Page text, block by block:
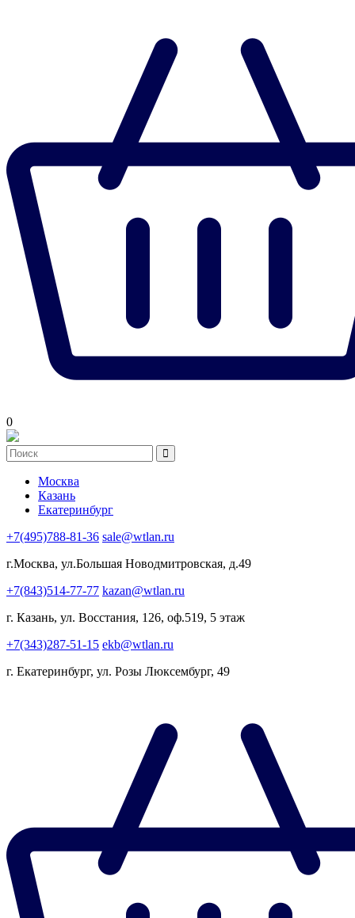
0
Москва
Казань
Екатеринбург
+7(495)788-81-36 sale@wtlan.ru
г.Москва, ул.Большая Новодмитровская, д.49
+7(843)514-77-77 kazan@wtlan.ru
г. Казань, ул. Восстания, 126, оф.519, 5 этаж
+7(343)287-51-15 ekb@wtlan.ru
г. Екатеринбург, ул. Розы Люксембург, 49